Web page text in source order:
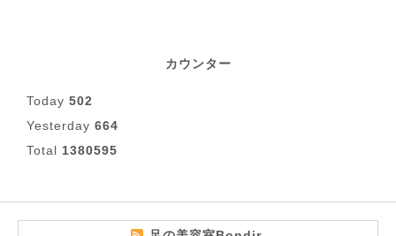
カウンター
Today 502
Yesterday 664
Total 1380595